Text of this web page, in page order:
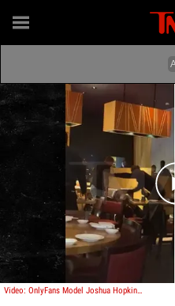
Video: OnlyFans Model Joshua Hopkins Brawls at Nobu Bahamas, Arrested and Jailed